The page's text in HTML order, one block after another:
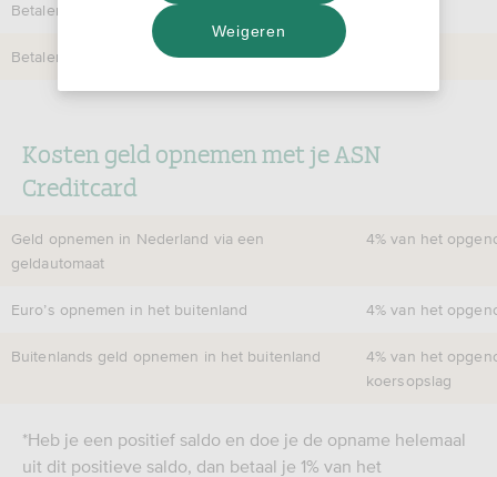
Betalen in het buitenland in euro’s
Betalen in Nederland
Kosten geld opnemen met je ASN
Creditcard
Geld opnemen in Nederland via een
geldautomaat
4% van het
Euro’s opnemen in het buitenland 4% van het
Buitenlands geld opnemen in het buitenland
4% van het
koersopslag
*Heb je een positief saldo en doe je de opname helemaal
uit dit positieve saldo, dan betaal je 1% van het
Weigeren